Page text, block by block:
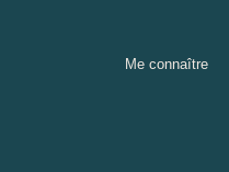
Me connaître